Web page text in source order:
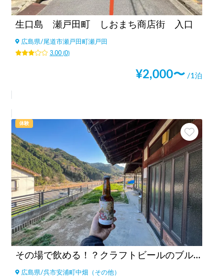
生口島 瀬戸田町 しおまち商店街 入口
広島県/尾道市瀬戸田町瀬戸田
3.00(0)
¥2,000〜 /1泊
体験
その場で飲める！？クラフトビールのブルワリー見学！
広島県/呉市安浦町中畑（その他）